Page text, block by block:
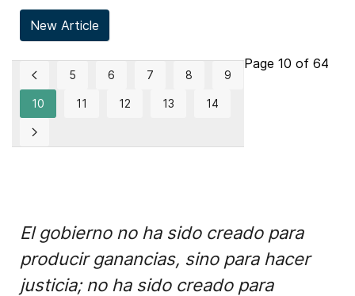
New Article
Page 10 of 64
5 6 7 8 9
10 11 12 13 14
El gobierno no ha sido creado para
producir ganancias, sino para hacer
justicia; no ha sido creado para